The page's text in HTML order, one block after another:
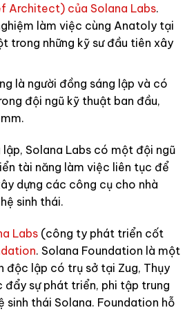
Architect) của Solana Labs.
làm việc cùng Anatoly tại
trong những kỹ sư đầu tiên xây
là người đồng sáng lập và có
đội ngũ kỹ thuật ban đầu,
Solana Labs có một đội ngũ
tài năng làm việc liên tục để
dựng các công cụ cho nhà
sinh thái.
Labs (công ty phát triển cốt
. Solana Foundation là một
độc lập có trụ sở tại Zug, Thụy
đẩy sự phát triển, phi tập trung
sinh thái Solana. Foundation hỗ